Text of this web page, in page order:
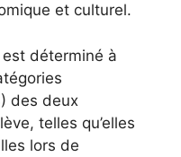
et culturel.
est déterminé à
des deux
telles qu’elles
lors de